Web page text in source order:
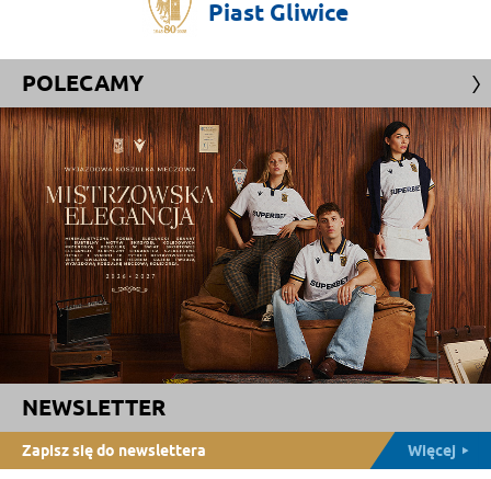
Piast Gliwice
POLECAMY
NEWSLETTER
Zapisz się do newslettera Więcej